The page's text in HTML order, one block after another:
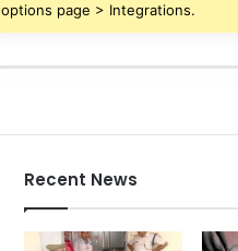
options page > Integrations.
Recent News